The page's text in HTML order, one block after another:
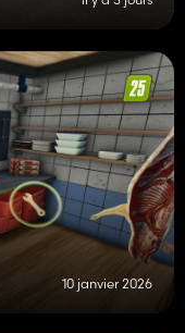
10 janvier 2026